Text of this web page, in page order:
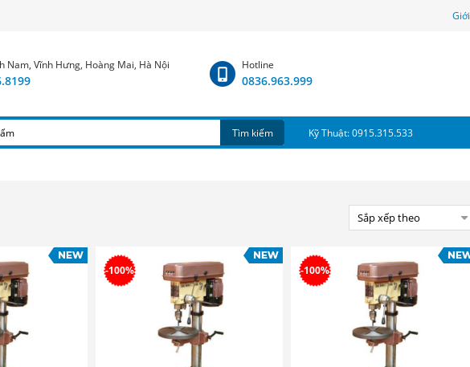
Nam, Vĩnh Hưng, Hoàng Mai, Hà Nội Hotline
0836.963.999
Tìm kiếm Kỹ Thuật: 0915.315.533
Sắp xếp theo
-100% -100%